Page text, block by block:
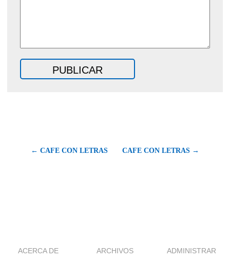
← CAFE CON LETRAS CAFE CON LETRAS →
ACERCA DE ARCHIVOS ADMINISTRAR